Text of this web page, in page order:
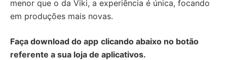
menor que o da Viki, a experiência é única, focando
em produções mais novas.
Faça download do app clicando abaixo no botão
referente a sua loja de aplicativos.